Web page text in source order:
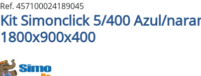
Ref. 457100024189045
Kit Simonclick 5/400 Azul/
1800x900x400